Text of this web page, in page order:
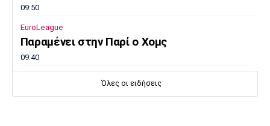
09:50
EuroLeague
Παραμένει στην Παρί ο Χομς
09:40
L’Equipe: «Στο κενό πρόταση 115 εκατ. ευρώ
Όλες οι ειδήσεις